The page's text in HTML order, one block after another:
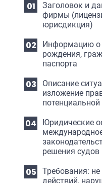
Заголовок и
фирмы
юрисдикция)
Информацию о
рождения,
паспорта
Описание
изложение
потенциальной
Юридические
решения судов
Требования:
действий,